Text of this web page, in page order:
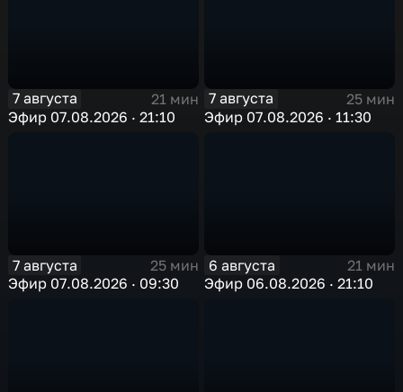
7 августа
21 мин
Эфир 07.08.2026 · 21:10
7 августа
25 мин
Эфир 07.08.2026 · 11:30
7 августа
25 мин
Эфир 07.08.2026 · 09:30
6 августа
21 мин
Эфир 06.08.2026 · 21:10